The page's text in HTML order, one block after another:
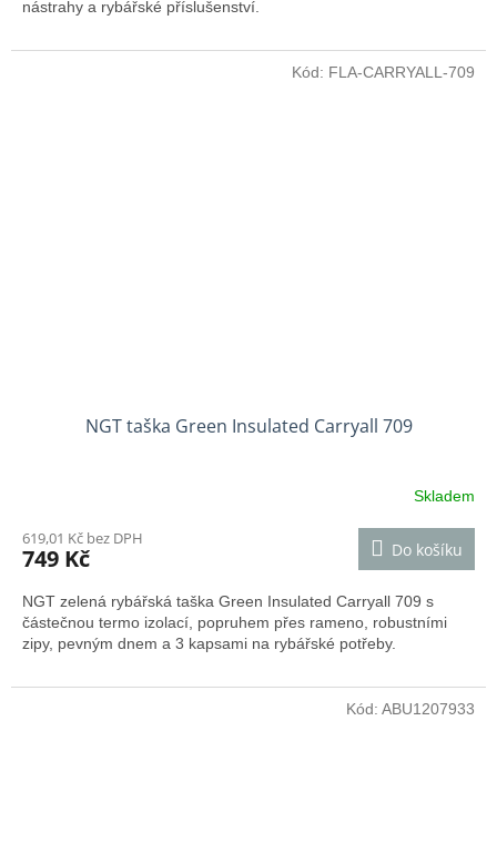
nástrahy a rybářské příslušenství.
NGT taška Green Insulated Carryall 709
produktu
je
z
5
hvězdiček.
Skladem
619,01 Kč bez DPH
749 Kč Do košíku
NGT zelená rybářská taška Green Insulated Carryall 709 s
částečnou termo izolací, popruhem přes rameno, robustními
zipy, pevným dnem a 3 kapsami na rybářské potřeby.
Kód: FLA-CARRYALL-709
Kód: ABU1207933